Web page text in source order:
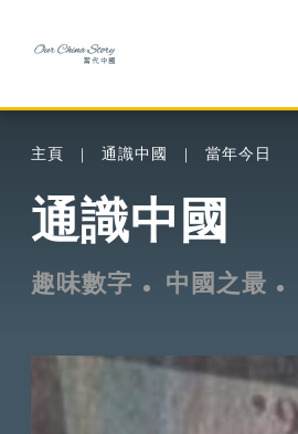
主頁 通識中國 當年今日
通識中國
趣味數字 中國之最